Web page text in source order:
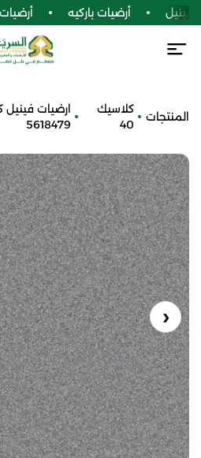
أرضيات باركيه أرضيات SPC
المنتجات
كلاسيك
40
5618479